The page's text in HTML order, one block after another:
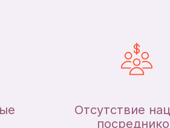
Отсутствие